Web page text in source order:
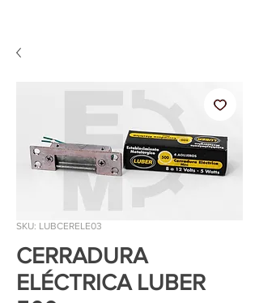
SKU: LUBCERELE03
CERRADURA
ELÉCTRICA LUBER